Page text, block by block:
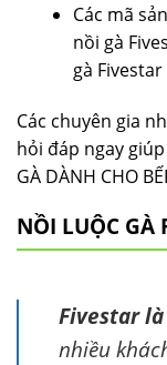
Các mã
nồi gà
gà
Các chuyên gia
hỏi đáp ngay
GÀ DÀNH CHO
NỒI LUỘC GÀ
Fivestar
nhiều